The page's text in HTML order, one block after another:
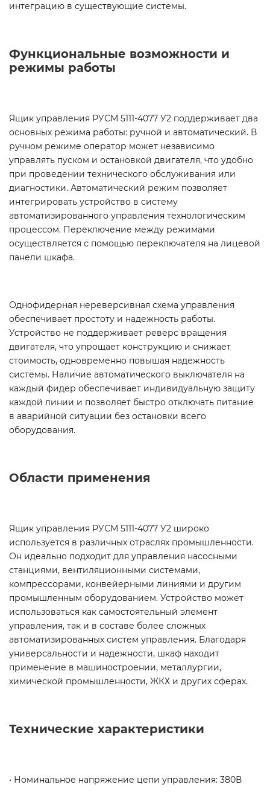
интеграцию в существующие системы.
Функциональные возможности и
режимы работы
Ящик управления РУСМ 5111-4077 У2 поддерживает два
основных режима работы: ручной и автоматический. В
ручном режиме оператор может независимо
управлять пуском и остановкой двигателя, что удобно
при проведении технического обслуживания или
диагностики. Автоматический режим позволяет
интегрировать устройство в систему
автоматизированного управления технологическим
процессом. Переключение между режимами
осуществляется с помощью переключателя на лицевой
панели шкафа.
Однофидерная нереверсивная схема управления
обеспечивает простоту и надежность работы.
Устройство не поддерживает реверс вращения
двигателя, что упрощает конструкцию и снижает
стоимость, одновременно повышая надежность
системы. Наличие автоматического выключателя на
каждый фидер обеспечивает индивидуальную защиту
каждой линии и позволяет быстро отключать питание
в аварийной ситуации без остановки всего
оборудования.
Области применения
Ящик управления РУСМ 5111-4077 У2 широко
используется в различных отраслях промышленности.
Он идеально подходит для управления насосными
станциями, вентиляционными системами,
компрессорами, конвейерными линиями и другим
промышленным оборудованием. Устройство может
использоваться как самостоятельный элемент
управления, так и в составе более сложных
автоматизированных систем управления. Благодаря
универсальности и надежности, шкаф находит
применение в машиностроении, металлургии,
химической промышленности, ЖКХ и других сферах.
Технические характеристики
• Номинальное напряжение цепи управления: 380В